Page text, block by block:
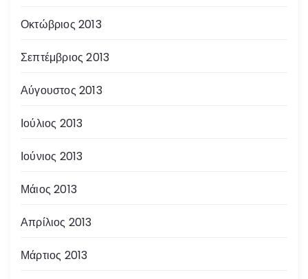
Οκτώβριος 2013
Σεπτέμβριος 2013
Αύγουστος 2013
Ιούλιος 2013
Ιούνιος 2013
Μάιος 2013
Απρίλιος 2013
Μάρτιος 2013